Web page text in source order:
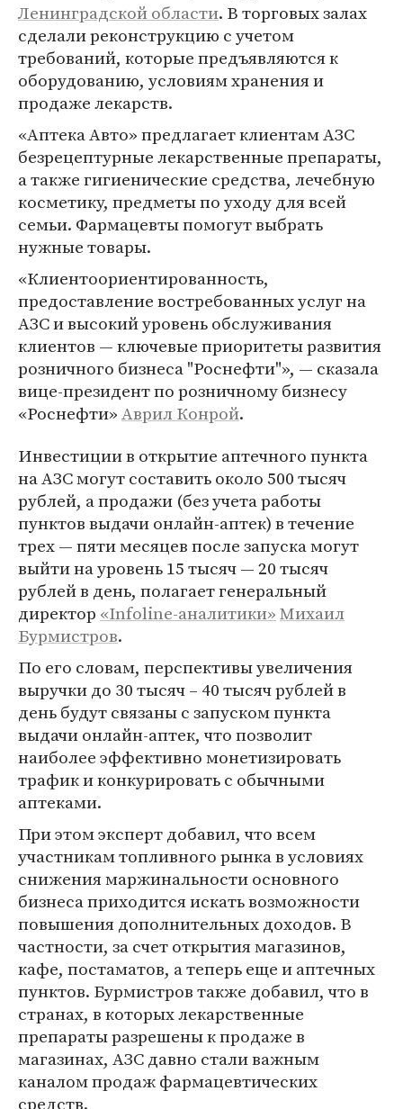
Ленинградской области. В торговых залах
сделали реконструкцию с учетом
требований, которые предъявляются к
оборудованию, условиям хранения и
продаже лекарств.
«Аптека Авто» предлагает клиентам АЗС
безрецептурные лекарственные препараты,
а также гигиенические средства, лечебную
косметику, предметы по уходу для всей
семьи. Фармацевты помогут выбрать
нужные товары.
«Клиентоориентированность,
предоставление востребованных услуг на
АЗС и высокий уровень обслуживания
клиентов — ключевые приоритеты развития
розничного бизнеса "Роснефти"», — сказала
вице-президент по розничному бизнесу
«Роснефти»Аврил Конрой.
Инвестиции в открытие аптечного пункта
на АЗС могут составить около 500 тысяч
рублей, а продажи (без учета работы
пунктов выдачи онлайн-аптек) в течение
трех — пяти месяцев после запуска могут
выйти на уровень 15 тысяч — 20 тысяч
рублей в день, полагает генеральный
директор «Infoline-аналитики»Михаил
Бурмистров.
По его словам, перспективы увеличения
выручки до 30 тысяч – 40 тысяч рублей в
день будут связаны с запуском пункта
выдачи онлайн-аптек, что позволит
наиболее эффективно монетизировать
трафик и конкурировать с обычными
аптеками.
При этом эксперт добавил, что всем
участникам топливного рынка в условиях
снижения маржинальности основного
бизнеса приходится искать возможности
повышения дополнительных доходов. В
частности, за счет открытия магазинов,
кафе, постаматов, а теперь еще и аптечных
пунктов. Бурмистров также добавил, что в
странах, в которых лекарственные
препараты разрешены к продаже в
магазинах, АЗС давно стали важным
каналом продаж фармацевтических
средств.